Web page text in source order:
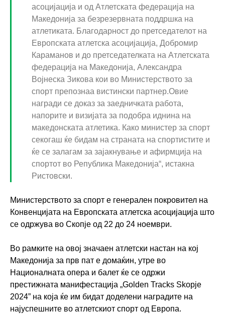
асоцијација и од Атлетската федерација на
Македонија за безрезервната поддршка на
атлетиката. Благодарност до претседателот на
Европската атлетска асоцијација, Добромир
Караманов и до претседателката на Атлетската
федерација на Македонија, Александра
Војнеска Зикова кои во Министерството за
спорт препознаа вистински партнер.Овие
награди се доказ за заедничката работа,
напорите и визијата за подобра иднина на
македонската атлетика. Како министер за спорт
секогаш ќе бидам на страната на спортистите и
ќе се залагам за зајакнување и афирмција на
спортот во Република Македонија“, истакна
Ристовски.
Министерството за спорт е генерален покровител на
Конвенцијата на Европската атлетска асоцијација што
се одржува во Скопје од 22 до 24 ноември.
Во рамките на овој значаен атлетски настан на кој
Македонија за прв пат е домаќин, утре во
Националната опера и балет ќе се одржи
престижната манифестација „Golden Tracks Skopje
2024” на која ќе им бидат доделени наградите на
најуспешните во атлетскиот спорт од Европа.